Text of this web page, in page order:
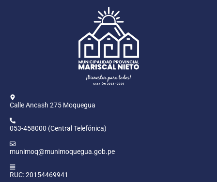
Calle Ancash 275 Moquegua
053-458000 (Central Telefónica)
munimoq@munimoquegua.gob.pe
RUC: 20154469941